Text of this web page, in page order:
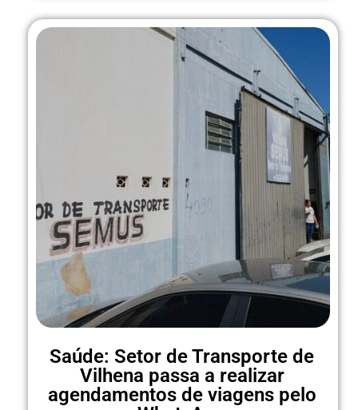
Saúde: Setor de Transporte de
Vilhena passa a realizar
agendamentos de viagens pelo